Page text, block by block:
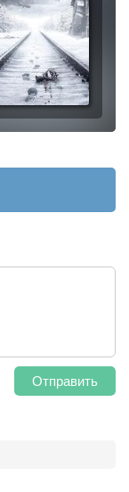
Отправить